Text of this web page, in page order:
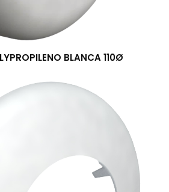
BLANCA 110Ø